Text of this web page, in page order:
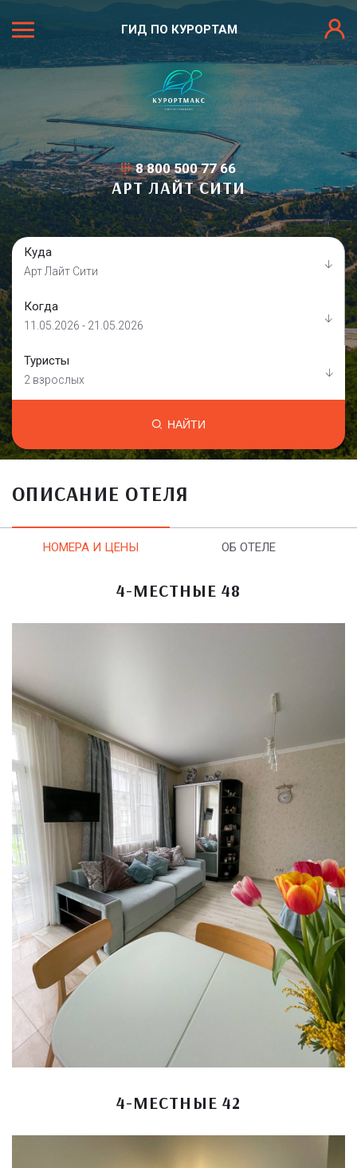
ГИД ПО КУРОРТАМ
8 800 500 77 66
АРТ ЛАЙТ СИТИ
Куда
Арт Лайт Сити
Когда
11.05.2026 - 21.05.2026
Туристы
2 взрослых
НАЙТИ
ОПИСАНИЕ ОТЕЛЯ
НОМЕРА И ЦЕНЫ ОБ ОТЕЛЕ
4-МЕСТНЫЕ 48
4-МЕСТНЫЕ 42